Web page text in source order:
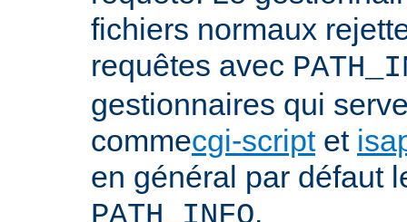
fichiers normaux
requêtes avec
gestionnaires qui
commecgi-scriptet
en général par défaut
.